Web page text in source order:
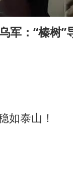
平
起
单
军：“榛树”
如泰山！